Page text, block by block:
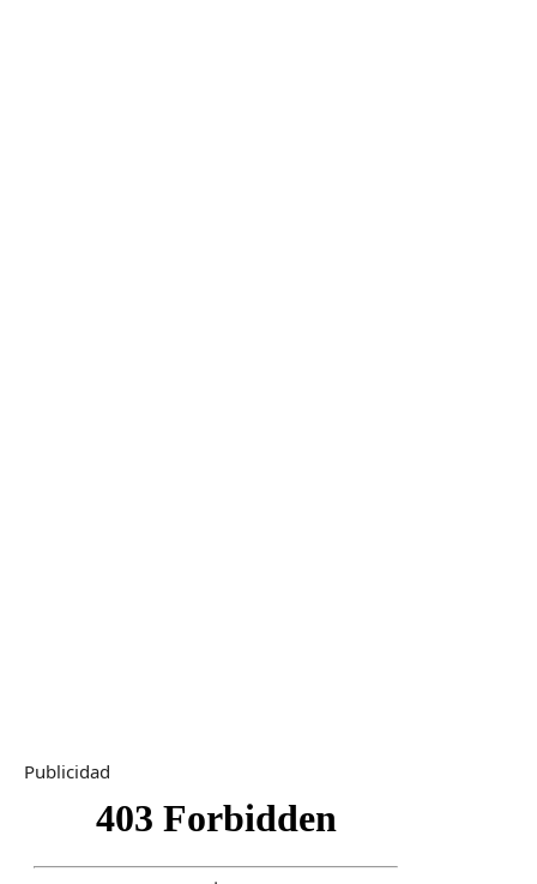
Publicidad